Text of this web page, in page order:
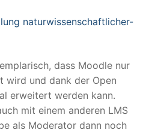
naturwissenschaftlicher-
dass Moodle nur
wird und dank der Open
erweitert werden kann.
mit einem anderen LMS
als Moderator dann noch